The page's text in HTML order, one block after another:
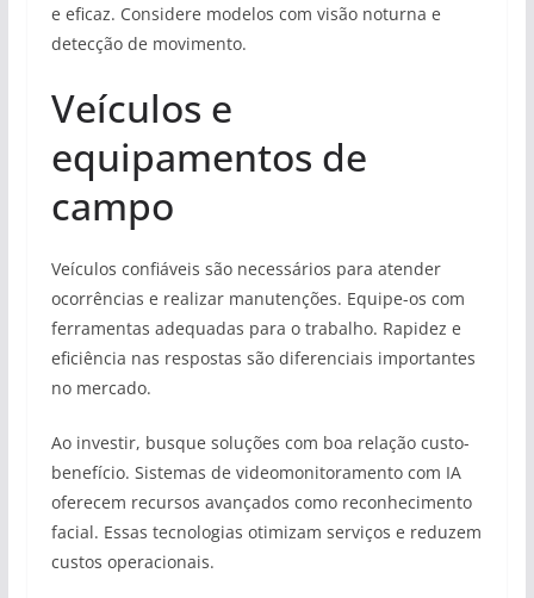
e eficaz. Considere modelos com visão noturna e
detecção de movimento.
Veículos e
equipamentos de
campo
Veículos confiáveis são necessários para atender
ocorrências e realizar manutenções. Equipe-os com
ferramentas adequadas para o trabalho. Rapidez e
eficiência nas respostas são diferenciais importantes
no mercado.
Ao investir, busque soluções com boa relação custo-
benefício. Sistemas de videomonitoramento com IA
oferecem recursos avançados como reconhecimento
facial. Essas tecnologias otimizam serviços e reduzem
custos operacionais.